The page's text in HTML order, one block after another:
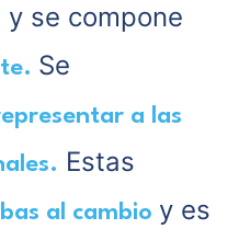
y se compone
Se
a las
Estas
al cambio y es